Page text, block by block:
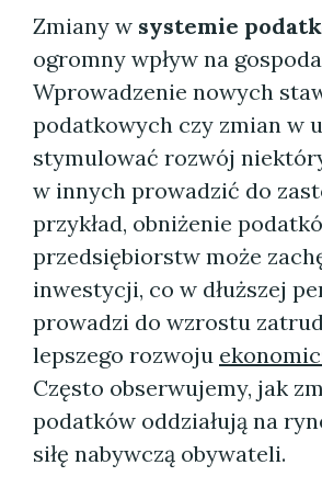
Zmiany w systemie
ogromny wpływ na
Wprowadzenie nowych
podatkowych czy zmian w
stymulować rozwój
w innych prowadzić do
przykład, obniżenie
przedsiębiorstw może
inwestycji, co w dłuższej
prowadzi do wzrostu
lepszego rozwoju
Często obserwujemy, jak
podatków oddziałują na
siłę nabywczą obywateli.